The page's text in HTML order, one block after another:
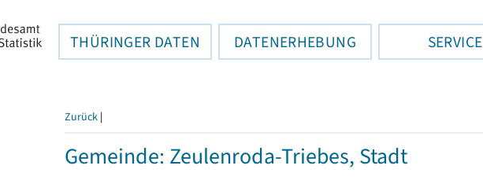
THÜRINGER DATEN DATENERHEBUNG SERVICE
Zurück |
Gemeinde: Zeulenroda-Triebes, Stadt